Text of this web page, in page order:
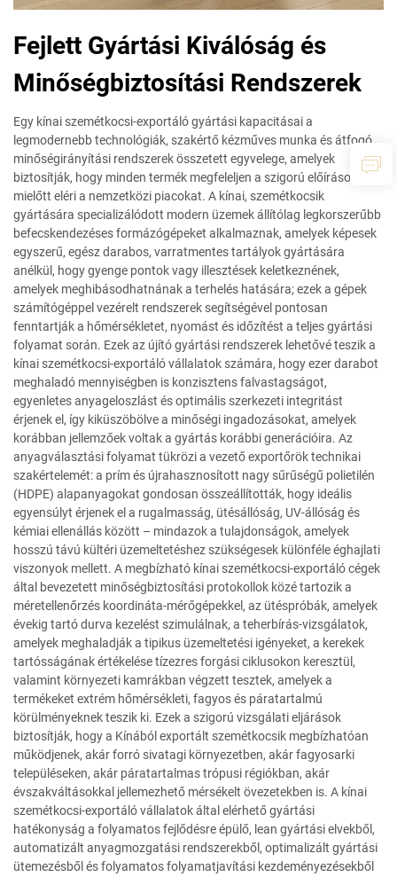
Fejlett Gyártási Kiválóság és
Minőségbiztosítási Rendszerek
Egy kínai szemétkocsi-exportáló gyártási kapacitásai a
legmodernebb technológiák, szakértő kézműves munka és átfogó
minőségirányítási rendszerek összetett egyvelege, amelyek
biztosítják, hogy minden termék megfeleljen a szigorú előírásoknak,
mielőtt eléri a nemzetközi piacokat. A kínai, szemétkocsik
gyártására specializálódott modern üzemek állítólag legkorszerűbb
befecskendezéses formázógépeket alkalmaznak, amelyek képesek
egyszerű, egész darabos, varratmentes tartályok gyártására
anélkül, hogy gyenge pontok vagy illesztések keletkeznének,
amelyek meghibásodhatnának a terhelés hatására; ezek a gépek
számítógéppel vezérelt rendszerek segítségével pontosan
fenntartják a hőmérsékletet, nyomást és időzítést a teljes gyártási
folyamat során. Ezek az újító gyártási rendszerek lehetővé teszik a
kínai szemétkocsi-exportáló vállalatok számára, hogy ezer darabot
meghaladó mennyiségben is konzisztens falvastagságot,
egyenletes anyageloszlást és optimális szerkezeti integritást
érjenek el, így kiküszöbölve a minőségi ingadozásokat, amelyek
korábban jellemzőek voltak a gyártás korábbi generációira. Az
anyagválasztási folyamat tükrözi a vezető exportőrök technikai
szakértelemét: a prím és újrahasznosított nagy sűrűségű polietilén
(HDPE) alapanyagokat gondosan összeállították, hogy ideális
egyensúlyt érjenek el a rugalmasság, ütésállóság, UV-állóság és
kémiai ellenállás között – mindazok a tulajdonságok, amelyek
hosszú távú kültéri üzemeltetéshez szükségesek különféle éghajlati
viszonyok mellett. A megbízható kínai szemétkocsi-exportáló cégek
által bevezetett minőségbiztosítási protokollok közé tartozik a
méretellenőrzés koordináta-mérőgépekkel, az ütéspróbák, amelyek
évekig tartó durva kezelést szimulálnak, a teherbírás-vizsgálatok,
amelyek meghaladják a tipikus üzemeltetési igényeket, a kerekek
tartósságának értékelése tízezres forgási ciklusokon keresztül,
valamint környezeti kamrákban végzett tesztek, amelyek a
termékeket extrém hőmérsékleti, fagyos és páratartalmú
körülményeknek teszik ki. Ezek a szigorú vizsgálati eljárások
biztosítják, hogy a Kínából exportált szemétkocsik megbízhatóan
működjenek, akár forró sivatagi környezetben, akár fagyosarki
településeken, akár páratartalmas trópusi régiókban, akár
évszakváltásokkal jellemezhető mérsékelt övezetekben is. A kínai
szemétkocsi-exportáló vállalatok által elérhető gyártási
hatékonyság a folyamatos fejlődésre épülő, lean gyártási elvekből,
automatizált anyagmozgatási rendszerekből, optimalizált gyártási
ütemezésből és folyamatos folyamatjavítási kezdeményezésekből